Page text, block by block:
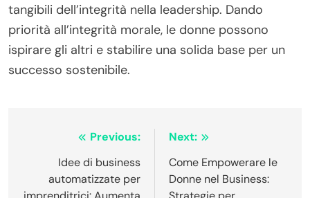
tangibili dell’integrità nella leadership. Dando
priorità all’integrità morale, le donne possono
ispirare gli altri e stabilire una solida base per un
successo sostenibile.
navigation
Previous:
Idee di business
automatizzate per
Next:
Come Empowerare le
Donne nel Business: